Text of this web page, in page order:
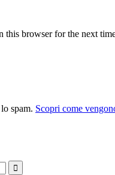
this browser for the next
spam. Scopri come